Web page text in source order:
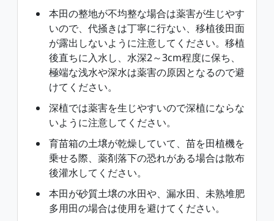
本田の整地が不均整な場合は薬害が生じやす
いので、代掻きは丁寧に行ない、移植後田面
が露出しないように注意してください。移植
後直ちに入水し、水深2～3cm程度に保ち、
極端な浅水や深水は薬害の原因となるので避
けてください。
深植では薬害を生じやすいので深植にならな
いように注意してください。
育苗箱の土壌が乾燥していて、苗を田植機を
乗せる際、薬剤落下の恐れがある場合は散布
後灌水してください。
本田が砂質土壌の水田や、漏水田、未熟堆肥
多用田の場合は使用を避けてください。